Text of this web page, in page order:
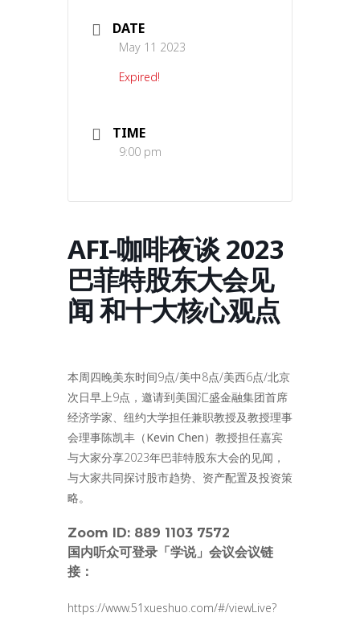
DATE
May 11 2023
Expired!
TIME
9:00 pm
AFI-咖啡夜谈 2023
巴菲特股东大会见
闻 和十大核心观点
本周四晚美东时间9点/美中8点/美西6点/北京
次日早上9点，邀请到美国汇盛金融集团首席
经济学家、纽约大学担任兼职教授及教授理事
会理事陈凯丰（Kevin Chen）教授担任嘉宾
与大家分享2023年巴菲特股东大会的见闻，
与大家共同探讨股市趋势、资产配置及投资策
略。
Zoom ID: 889 1103 7572
国内听众可登录「学说」会议会议链
接：
https://www.51xueshuo.com/#/viewLive?